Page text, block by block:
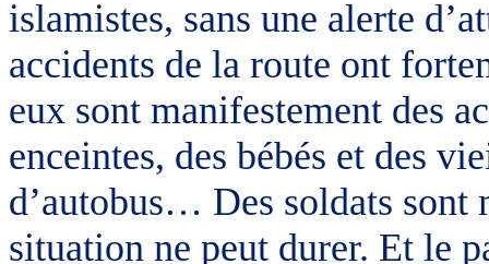
islamistes, sans une alerte
accidents de la route ont
eux sont manifestement des
enceintes, des bébés et des
d’autobus… Des soldats
situation ne peut durer. Et le